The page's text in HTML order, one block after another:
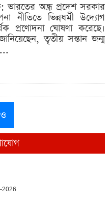
ভারতের অন্ধ্র প্রদেশ সরকার
নীতিতে ভিন্নধর্মী উদ্যোগ
প্রণোদনা ঘোষণা করেছে।
জানিয়েছেন, তৃতীয় সন্তান জন্ম
2026